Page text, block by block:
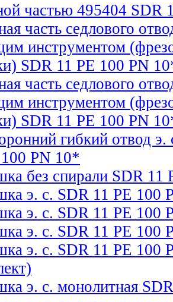
частью 495404 SDR
часть седлового
инструментом
SDR 11 PE 100 PN
часть седлового
инструментом
SDR 11 PE 100 PN
гибкий отвод
PN 10*
без спирали SDR
э. с. SDR 11 PE 100
э. с. SDR 11 PE 100
э. с. SDR 11 PE 100
э. с. SDR 11 PE 100
э. с. монолитная